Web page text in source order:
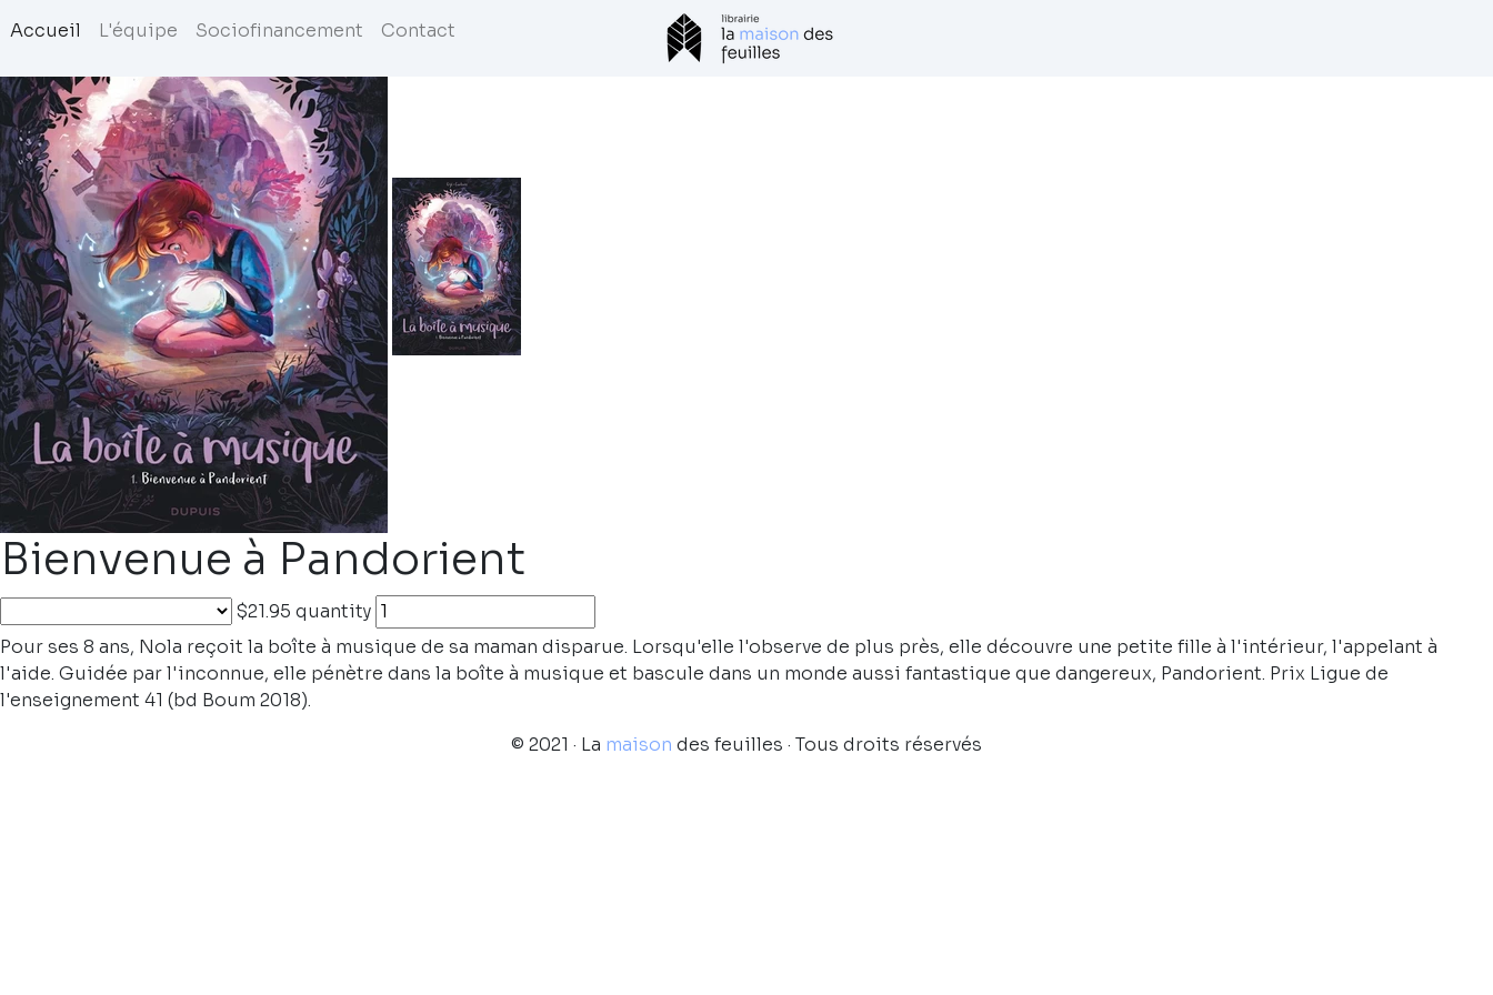
Accueil L'équipe Sociofinancement Contact
Bienvenue à Pandorient
$21.95 quantity
Pour ses 8 ans, Nola reçoit la boîte à musique de sa maman disparue. Lorsqu'elle l'observe de plus près, elle découvre une petite fille à l'intérieur, l'appelant à
l'aide. Guidée par l'inconnue, elle pénètre dans la boîte à musique et bascule dans un monde aussi fantastique que dangereux, Pandorient. Prix Ligue de
l'enseignement 41 (bd Boum 2018).
© 2021 · La maison des feuilles · Tous droits réservés